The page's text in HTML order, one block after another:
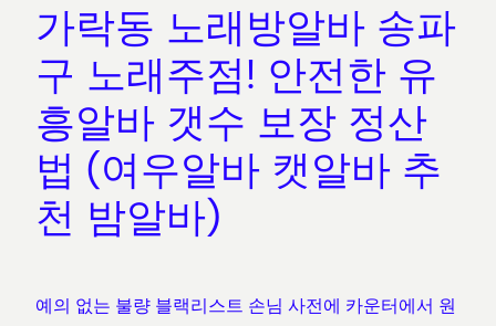
가락동 노래방알바 송파
구 노래주점! 안전한 유
흥알바 갯수 보장 정산
법 (여우알바 캣알바 추
천 밤알바)
예의 없는 불량 블랙리스트 손님 사전에 카운터에서 원